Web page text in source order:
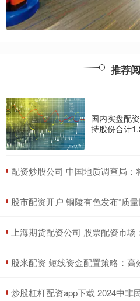
推荐
国内实盘配
持股份合计
配资炒股公司 中国地质调查局：将打造“星-空
股市配资开户 铜陵有色发布“质量回报双提
上海期货配资公司 股票配资市
股米配资 短线资金配置策略：高
炒股杠杆配资app下载 2024中非民营经济合作论坛在广东举办 80余家中非方企